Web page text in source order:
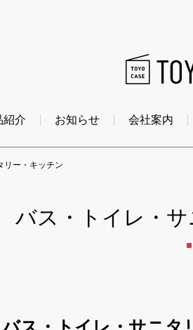
紹介 お知らせ 会社案内
リー・キッチン
バス・トイレ・